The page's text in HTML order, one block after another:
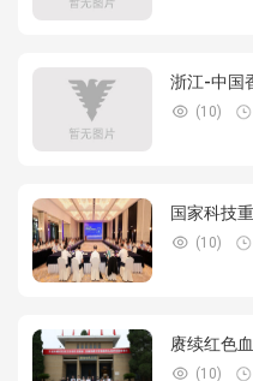
浙江-中国
(10)
国家科技
(10)
赓续红色
(10)